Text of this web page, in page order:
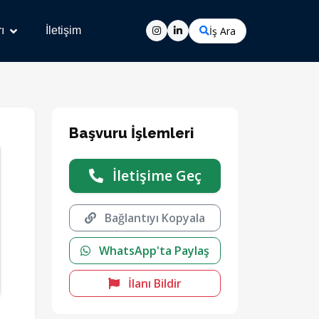
İletişim İş Ara
Başvuru İşlemleri
İletişime Geç
Bağlantıyı Kopyala
WhatsApp'ta Paylaş
İlanı Bildir